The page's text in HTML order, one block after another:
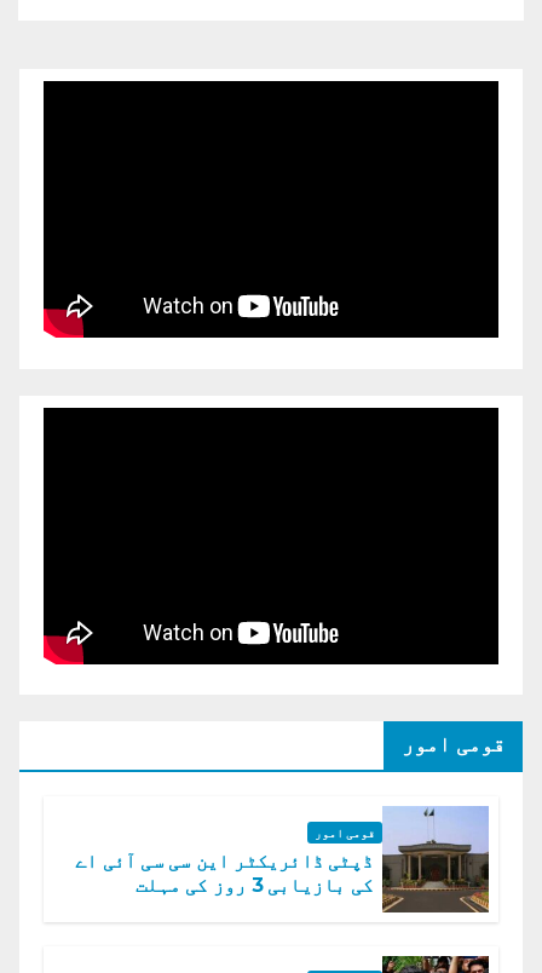
قومی امور
قومی امور
ڈپٹی ڈائریکٹر این سی سی آئی اے
کی بازیابی 3 روز کی مہلت